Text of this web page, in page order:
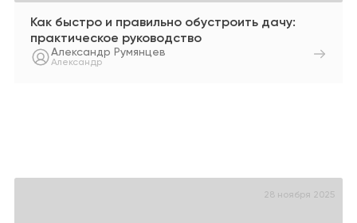
Как быстро и правильно обустроить дачу:
практическое руководство
Александр Румянцев
Александр
28 ноября 2025